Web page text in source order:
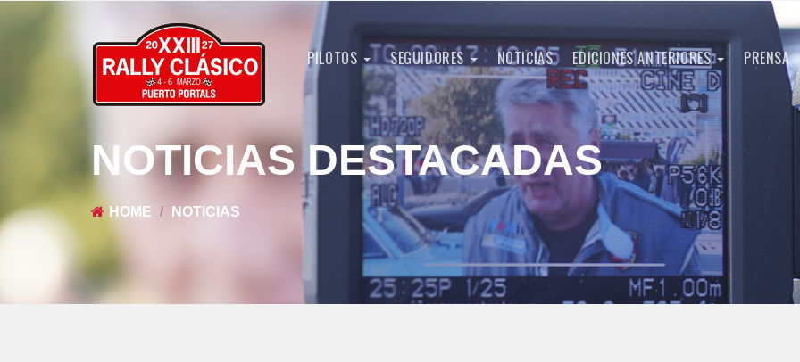
PILOTOS SEGUIDORES NOTICIAS EDICIONES ANTERIORES PRENSA
NOTICIAS DESTACADAS
HOME NOTICIAS